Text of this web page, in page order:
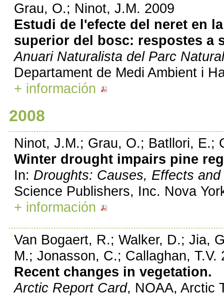
Grau, O.; Ninot, J.M. 2009
Estudi de l'efecte del neret en
superior del bosc: respostes a
Anuari Naturalista del Parc
Departament de Medi Ambient i
+ información
2008
Ninot, J.M.; Grau, O.; Batllori, E.;
Winter drought impairs pine
In: Droughts: Causes, Effects
Science Publishers, Inc. Nova
+ información
Van Bogaert, R.; Walker, D.; Jia,
M.; Jonasson, C.; Callaghan, T.V.
Recent changes in vegetation.
Arctic Report Card, NOAA, Arctic